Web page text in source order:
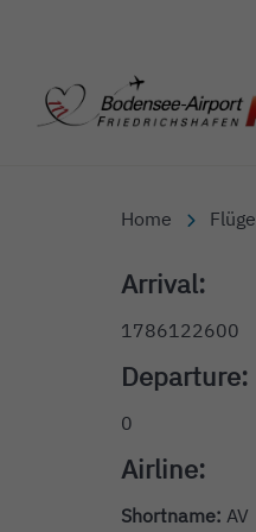
Home Flüge
Arrival:
1786122600
Departure:
0
Airline:
Shortname: AV